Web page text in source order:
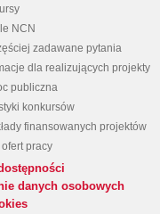
NCN
zadawane pytania
dla realizujących projekty
publiczna
konkursów
finansowanych projektów
ofert pracy
danych osobowych